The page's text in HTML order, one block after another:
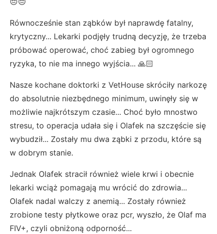
Równocześnie stan ząbków był naprawdę fatalny,
krytyczny... Lekarki podjęły trudną decyzję, że trzeba
próbować operować, choć zabieg był ogromnego
ryzyka, to nie ma innego wyjścia... 🙏🏻
Nasze kochane doktorki z VetHouse skróciły narkozę
do absolutnie niezbędnego minimum, uwinęły się w
możliwie najkrótszym czasie... Choć było mnostwo
stresu, to operacja udała się i Olafek na szczęście się
wybudził... Zostały mu dwa ząbki z przodu, które są
w dobrym stanie.
Jednak Olafek stracił również wiele krwi i obecnie
lekarki wciąż pomagają mu wrócić do zdrowia...
Olafek nadal walczy z anemią... Zostały również
zrobione testy płytkowe oraz pcr, wyszło, że Olaf ma
FIV+, czyli obniżoną odporność...